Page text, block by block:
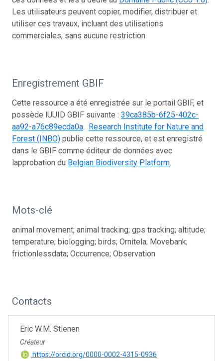
Les utilisateurs peuvent copier, modifier, distribuer et
utiliser ces travaux, incluant des utilisations
commerciales, sans aucune restriction.
Enregistrement GBIF
Cette ressource a été enregistrée sur le portail GBIF, et
possède lUUID GBIF suivante : 39ca385b-6f25-402c-
aa92-a76c89ecda0a. Research Institute for Nature and
Forest (INBO) publie cette ressource, et est enregistré
dans le GBIF comme éditeur de données avec
lapprobation du Belgian Biodiversity Platform.
Mots-clé
animal movement; animal tracking; gps tracking; altitude;
temperature; biologging; birds; Ornitela; Movebank;
frictionlessdata; Occurrence; Observation
Contacts
Eric W.M. Stienen
Créateur
https://orcid.org/0000-0002-4315-0936